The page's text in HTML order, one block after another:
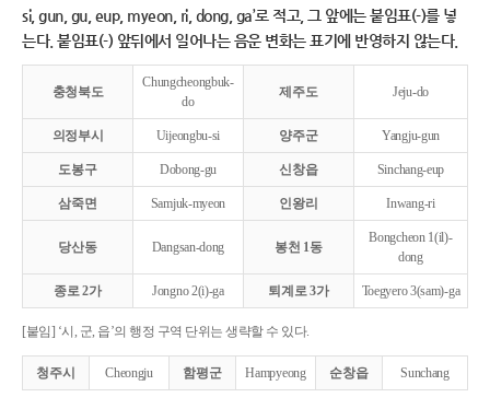
si, gun, gu, eup, myeon, ri, dong, ga’로 적고, 그 앞에는 붙임표(-)를 넣
는다. 붙임표(-) 앞뒤에서 일어나는 음운 변화는 표기에 반영하지 않는다.
충청북도
Chungcheongbuk-
do
제주도 Jeju-do
의정부시 Uijeongbu-si 양주군 Yangju-gun
도봉구 Dobong-gu 신창읍 Sinchang-eup
삼죽면 Samjuk-myeon 인왕리 Inwang-ri
당산동 Dangsan-dong 봉천 1동
Bongcheon 1(il)-
dong
종로 2가 Jongno 2(i)-ga 퇴계로 3가 Toegyero 3(sam)-ga
[붙임] ‘시, 군, 읍’의 행정 구역 단위는 생략할 수 있다.
청주시 Cheongju 함평군 Hampyeong 순창읍 Sunchang